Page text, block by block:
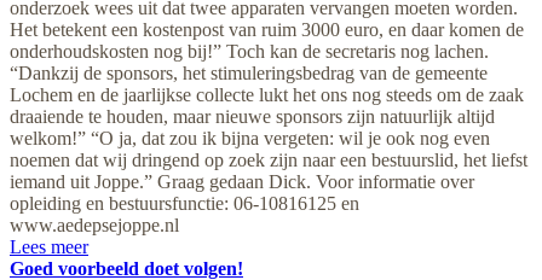
onderzoek wees uit dat twee apparaten vervangen moeten worden.
Het betekent een kostenpost van ruim 3000 euro, en daar komen de
onderhoudskosten nog bij!” Toch kan de secretaris nog lachen.
“Dankzij de sponsors, het stimuleringsbedrag van de gemeente
Lochem en de jaarlijkse collecte lukt het ons nog steeds om de zaak
draaiende te houden, maar nieuwe sponsors zijn natuurlijk altijd
welkom!” “O ja, dat zou ik bijna vergeten: wil je ook nog even
noemen dat wij dringend op zoek zijn naar een bestuurslid, het liefst
iemand uit Joppe.” Graag gedaan Dick. Voor informatie over
opleiding en bestuursfunctie: 06-10816125 en
www.aedepsejoppe.nl
Lees meer
Goed voorbeeld doet volgen!